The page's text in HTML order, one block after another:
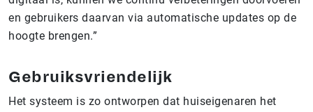
en gebruikers daarvan via automatische updates op de
hoogte brengen.”
Gebruiksvriendelijk
Het systeem is zo ontworpen dat huiseigenaren het